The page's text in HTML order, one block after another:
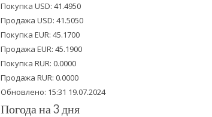
t
e
r
b
o
o
k
u
b
e
Покупка USD: 41.4950
Продажа USD: 41.5050
Покупка EUR: 45.1700
Продажа EUR: 45.1900
Покупка RUR: 0.0000
Продажа RUR: 0.0000
Обновлено: 15:31 19.07.2024
Погода на 3 дня